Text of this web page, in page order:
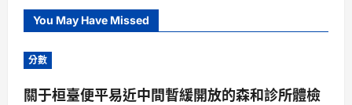
You May Have Missed
分數
關于桓臺便平易近中間暫緩開放的森和診所體檢